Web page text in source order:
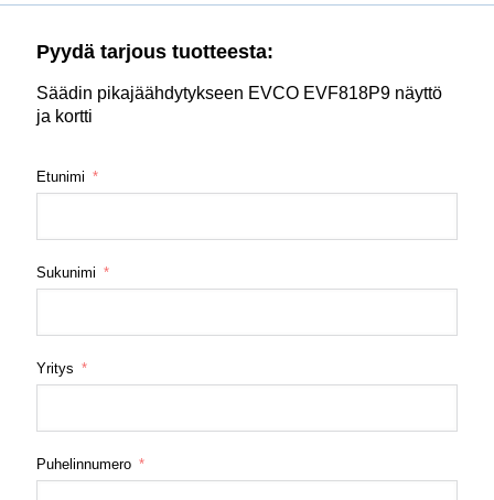
Pyydä tarjous tuotteesta:
Säädin pikajäähdytykseen EVCO EVF818P9 näyttö
ja kortti
Etunimi
Sukunimi
Yritys
Puhelinnumero